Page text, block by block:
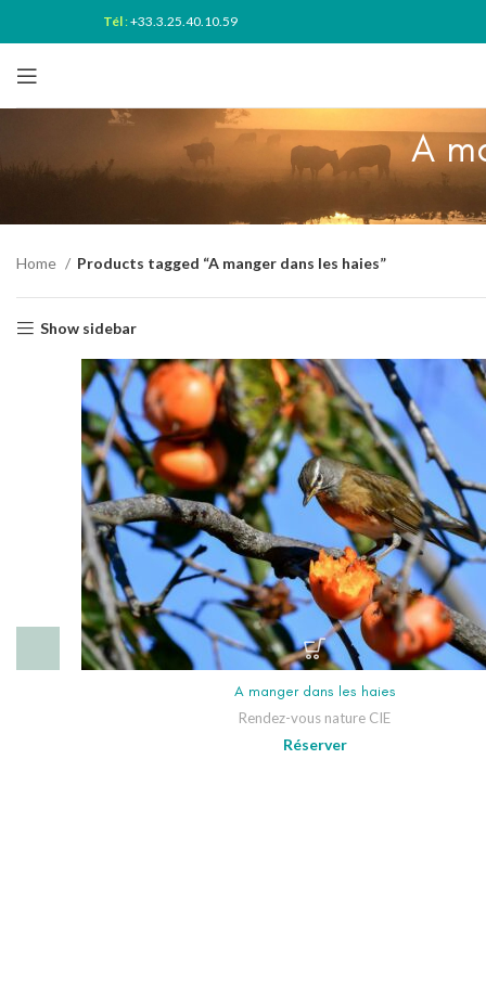
Tél:+33.3.25.40.10.59
A
Home Products tagged “A manger dans les haies”
Show sidebar
A manger dans les haies
Rendez-vous nature CIE
Réserver